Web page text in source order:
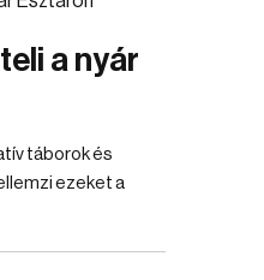
a nyár
táborok és
ezeket a